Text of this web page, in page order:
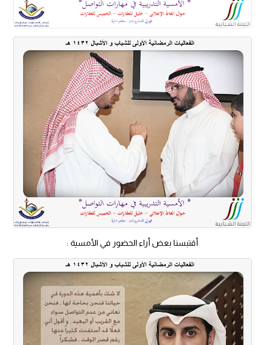
أقتبسنا بعض أراء الحضور في الأمسية :